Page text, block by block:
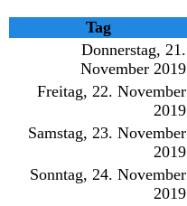
Tag
Donnerstag, 21.
November 2019
Freitag, 22. November
2019
Samstag, 23. November
2019
Sonntag, 24. November
2019